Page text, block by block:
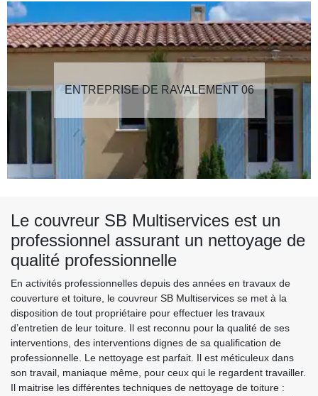
ENTREPRISE DE RAVALEMENT 06
Le couvreur SB Multiservices est un
professionnel assurant un nettoyage de
qualité professionnelle
En activités professionnelles depuis des années en travaux de
couverture et toiture, le couvreur SB Multiservices se met à la
disposition de tout propriétaire pour effectuer les travaux
d’entretien de leur toiture. Il est reconnu pour la qualité de ses
interventions, des interventions dignes de sa qualification de
professionnelle. Le nettoyage est parfait. Il est méticuleux dans
son travail, maniaque même, pour ceux qui le regardent travailler.
Il maitrise les différentes techniques de nettoyage de toiture :